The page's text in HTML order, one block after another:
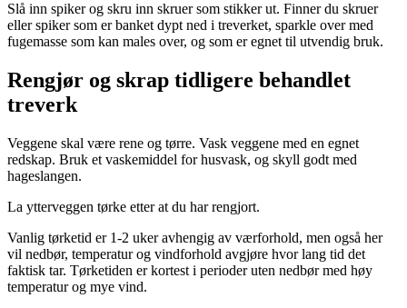
Slå inn spiker og skru inn skruer som stikker ut. Finner du skruer
eller spiker som er banket dypt ned i treverket, sparkle over med
fugemasse som kan males over, og som er egnet til utvendig bruk.
Rengjør og skrap tidligere behandlet
treverk
Veggene skal være rene og tørre. Vask veggene med en egnet
redskap. Bruk et vaskemiddel for husvask, og skyll godt med
hageslangen.
La ytterveggen tørke etter at du har rengjort.
Vanlig tørketid er 1-2 uker avhengig av værforhold, men også her
vil nedbør, temperatur og vindforhold avgjøre hvor lang tid det
faktisk tar. Tørketiden er kortest i perioder uten nedbør med høy
temperatur og mye vind.